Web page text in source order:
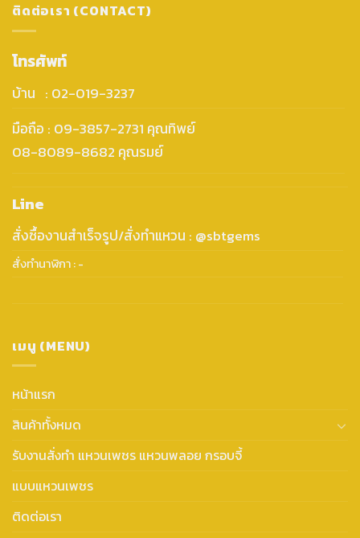
ติดต่อเรา (CONTACT)
โทรศัพท์
บ้าน : 02-019-3237
มือถือ : 09-3857-2731 คุณทิพย์
08-8089-8682 คุณรมย์
Line
สั่งซื้องานสำเร็จรูป/สั่งทำแหวน : @sbtgems
สั่งทำนาฬิกา : -
เมนู (MENU)
หน้าแรก
สินค้าทั้งหมด
รับงานสั่งทำ แหวนเพชร แหวนพลอย กรอบจี้
แบบแหวนเพชร
ติดต่อเรา